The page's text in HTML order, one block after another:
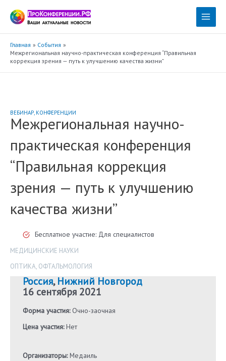
содержимому
Main
Главная
События
Межрегиональная научно-практическая конференция “Правильная
коррекция зрения — путь к улучшению качества жизни”
ВЕБИНАР, КОНФЕРЕНЦИИ
Межрегиональная научно-
практическая конференция
“Правильная коррекция
зрения — путь к улучшению
качества жизни”
Бесплатное участие: Для специалистов
МЕДИЦИНСКИЕ НАУКИ
ОПТИКА, ОФТАЛЬМОЛОГИЯ
Россия,Нижний Новгород
16 сентября 2021
Форма участия:Очно-заочная
Цена участия:Нет
Организаторы:Медаиль